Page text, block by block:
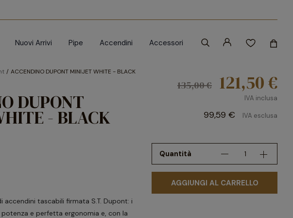
Nuovi Arrivi Pipe Accendini Accessori
ACCENDINO DUPONT MINIJET WHITE - BLACK
DUPONT
- BLACK
accendini tascabili firmata S.T. Dupont: i
e perfetta ergonomia e, con la
135,00 € 121,50 €
IVA inclusa
99,59 € IVA esclusa
Quantità
AGGIUNGI AL CARRELLO